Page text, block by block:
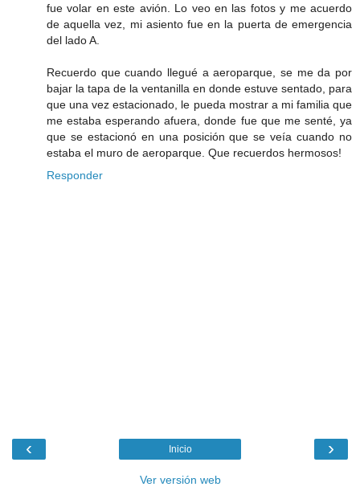
fue volar en este avión. Lo veo en las fotos y me acuerdo
de aquella vez, mi asiento fue en la puerta de emergencia
del lado A.
Recuerdo que cuando llegué a aeroparque, se me da por
bajar la tapa de la ventanilla en donde estuve sentado, para
que una vez estacionado, le pueda mostrar a mi familia que
me estaba esperando afuera, donde fue que me senté, ya
que se estacionó en una posición que se veía cuando no
estaba el muro de aeroparque. Que recuerdos hermosos!
Responder
‹ ›
Inicio
Ver versión web